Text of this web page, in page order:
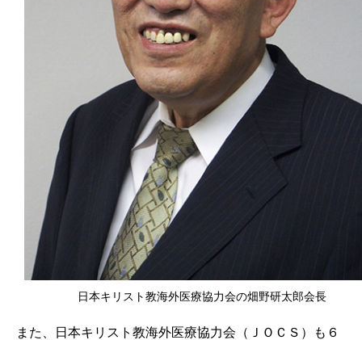
日本キリスト教海外医療協力会の畑野研太郎会長
また、日本キリスト教海外医療協力会（ＪＯＣＳ）も６